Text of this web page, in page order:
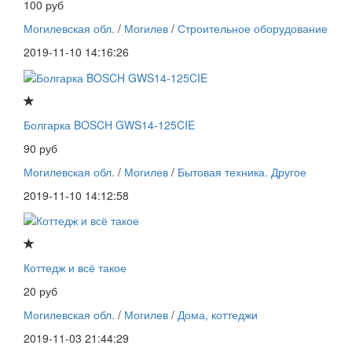
100 руб
Могилевская обл. / Могилев / Строительное оборудование
2019-11-10 14:16:26
Болгарка BOSCH GWS14-125CIE
90 руб
Могилевская обл. / Могилев / Бытовая техника. Другое
2019-11-10 14:12:58
Коттедж и всё такое
20 руб
Могилевская обл. / Могилев / Дома, коттеджи
2019-11-03 21:44:29